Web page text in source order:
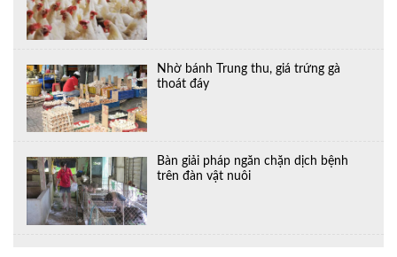
Nhờ bánh Trung thu, giá trứng gà
thoát đáy
Bàn giải pháp ngăn chặn dịch bệnh
trên đàn vật nuôi